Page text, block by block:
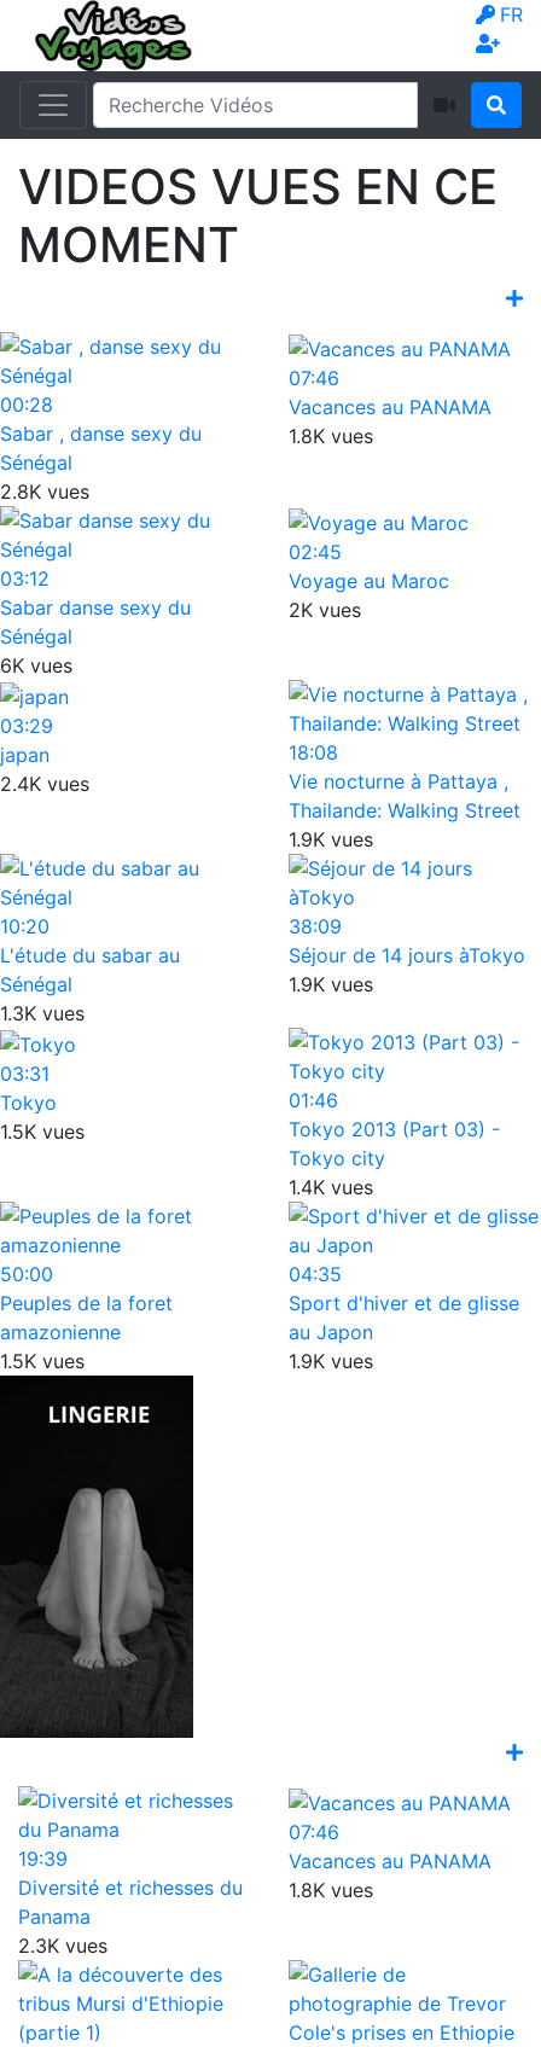
FR
VIDEOS VUES EN CE
MOMENT
00:28
Sabar , danse sexy du
Sénégal
2.8K vues
07:46
Vacances au PANAMA
1.8K vues
03:12
Sabar danse sexy du
Sénégal
6K vues
02:45
Voyage au Maroc
2K vues
03:29
japan
2.4K vues
18:08
Vie nocturne à Pattaya ,
Thailande: Walking Street
1.9K vues
10:20
L'étude du sabar au
Sénégal
1.3K vues
38:09
Séjour de 14 jours àTokyo
1.9K vues
03:31
Tokyo
1.5K vues
01:46
Tokyo 2013 (Part 03) -
Tokyo city
1.4K vues
50:00
Peuples de la foret
amazonienne
1.5K vues
04:35
Sport d'hiver et de glisse
au Japon
1.9K vues
19:39
Diversité et richesses du
Panama
2.3K vues
07:46
Vacances au PANAMA
1.8K vues